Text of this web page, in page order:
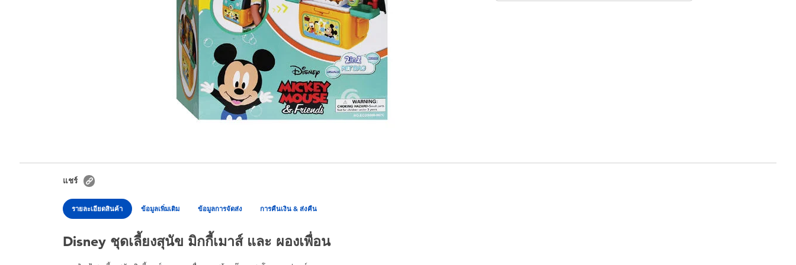
แชร์
รายละเอียดสินค้า ข้อมูลเพิ่มเติม ข้อมูลการจัดส่ง การคืนเงิน & ส่งคืน
Disney ชุดเลี้ยงสุนัข มิกกี้เมาส์ และ ผองเพื่อน